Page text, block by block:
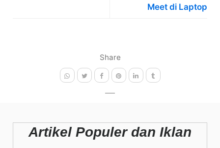
Share
Meet di Laptop
Artikel Populer dan Iklan